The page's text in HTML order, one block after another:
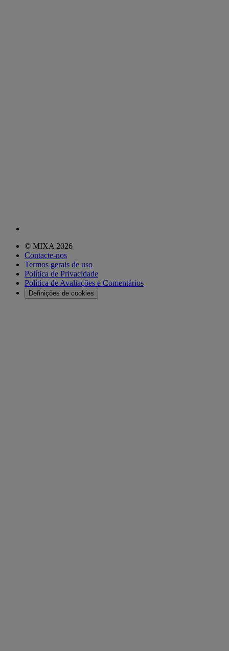
© MIXA 2026
Contacte-nos
Termos gerais de uso
Política de Privacidade
Política de Avaliações e Comentários
Definições de cookies